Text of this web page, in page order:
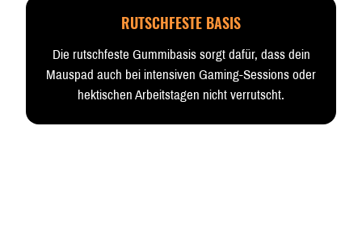
RUTSCHFESTE BASIS
Die rutschfeste Gummibasis sorgt dafür, dass dein
Mauspad auch bei intensiven Gaming-Sessions oder
hektischen Arbeitstagen nicht verrutscht.